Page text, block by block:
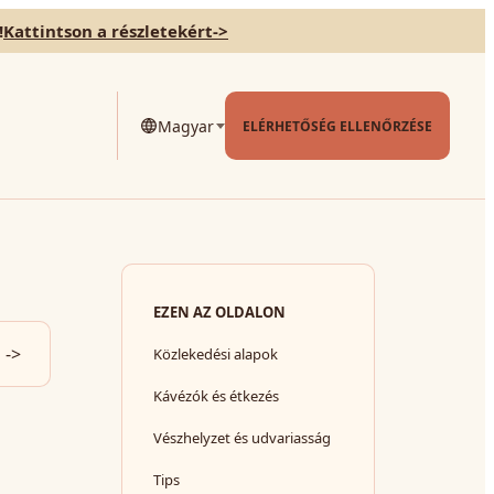
Kattintson a részletekért->
Magyar ELÉRHETŐSÉG ELLENŐRZÉSE
->
EZEN AZ OLDALON
Közlekedési alapok
Kávézók és étkezés
Vészhelyzet és udvariasság
Tips